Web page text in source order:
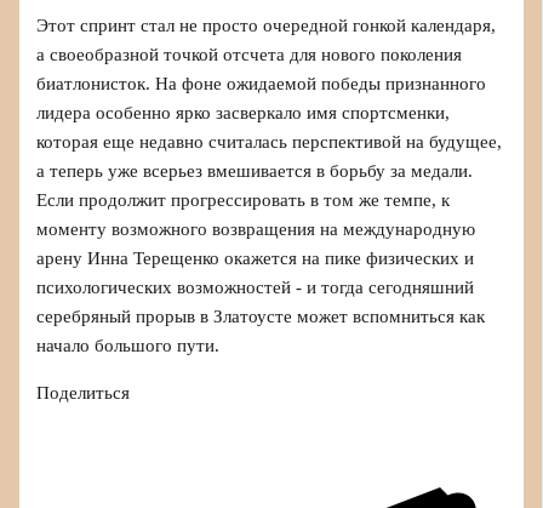
Этот спринт стал не просто очередной гонкой календаря,
а своеобразной точкой отсчета для нового поколения
биатлонисток. На фоне ожидаемой победы признанного
лидера особенно ярко засверкало имя спортсменки,
которая еще недавно считалась перспективой на будущее,
а теперь уже всерьез вмешивается в борьбу за медали.
Если продолжит прогрессировать в том же темпе, к
моменту возможного возвращения на международную
арену Инна Терещенко окажется на пике физических и
психологических возможностей - и тогда сегодняшний
серебряный прорыв в Златоусте может вспомниться как
начало большого пути.
Поделиться